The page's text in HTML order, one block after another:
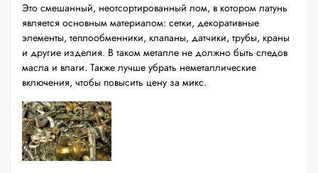
Это смешанный, неотсортированный лом, в котором латунь
является основным материалом: сетки, декоративные
элементы, теплообменники, клапаны, датчики, трубы, краны
и другие изделия. В таком металле не должно быть следов
масла и влаги. Также лучше убрать неметаллические
включения, чтобы повысить цену за микс.